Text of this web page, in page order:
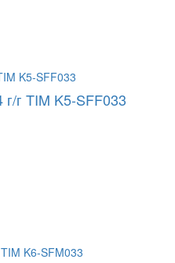
г TIM K5-SFF033